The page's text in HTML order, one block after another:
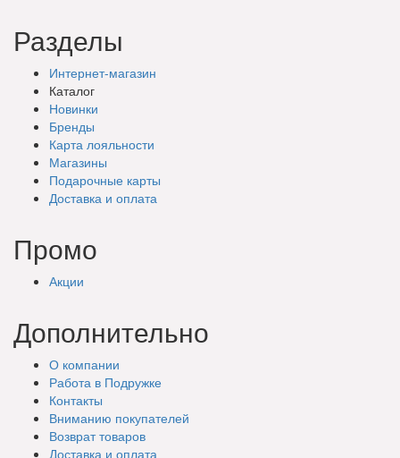
Разделы
Интернет-магазин
Каталог
Новинки
Бренды
Карта лояльности
Магазины
Подарочные карты
Доставка и оплата
Промо
Акции
Дополнительно
О компании
Работа в Подружке
Контакты
Вниманию покупателей
Возврат товаров
Доставка и оплата